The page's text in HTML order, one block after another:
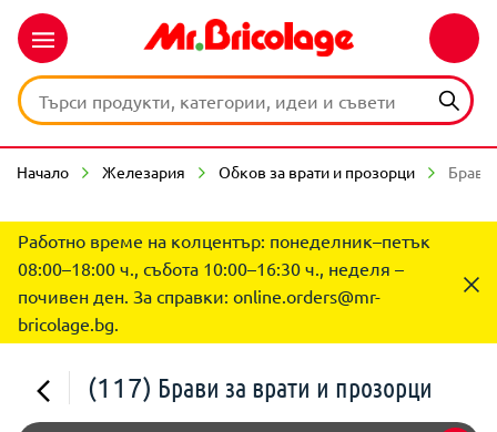
Начало Железария Обков за врати и прозорци Брави
Работно време на колцентър: понеделник–петък
08:00–18:00 ч., събота 10:00–16:30 ч., неделя –
почивен ден. За справки: online.orders@mr-
bricolage.bg.
(117) Брави за врати и прозорци